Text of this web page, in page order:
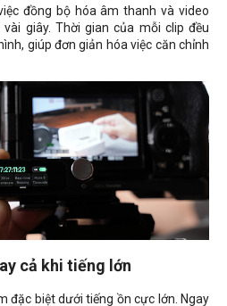
đồng bộ hóa âm thanh và video
giây. Thời gian của mỗi clip đều
giúp đơn giản hóa việc căn chỉnh
cả khi tiếng lớn
đặc biệt dưới tiếng ồn cực lớn. Ngay